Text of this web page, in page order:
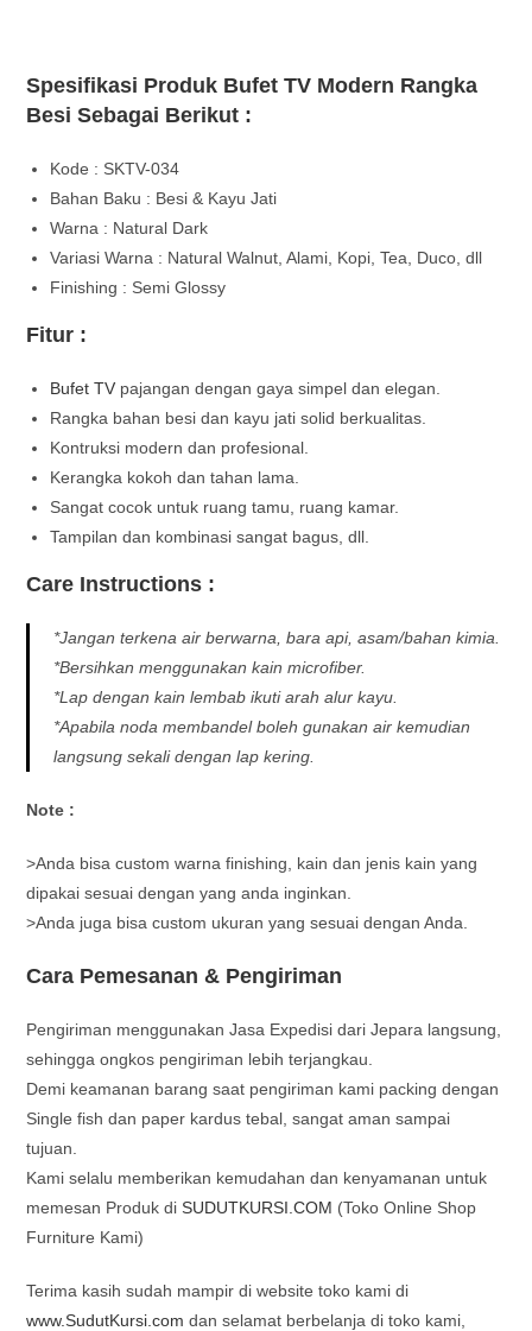
Spesifikasi Produk Bufet TV Modern Rangka
Besi Sebagai Berikut :
Kode : SKTV-034
Bahan Baku : Besi & Kayu Jati
Warna : Natural Dark
Variasi Warna : Natural Walnut, Alami, Kopi, Tea, Duco, dll
Finishing : Semi Glossy
Fitur :
Bufet TV pajangan dengan gaya simpel dan elegan.
Rangka bahan besi dan kayu jati solid berkualitas.
Kontruksi modern dan profesional.
Kerangka kokoh dan tahan lama.
Sangat cocok untuk ruang tamu, ruang kamar.
Tampilan dan kombinasi sangat bagus, dll.
Care Instructions :
*Jangan terkena air berwarna, bara api, asam/bahan kimia.
*Bersihkan menggunakan kain microfiber.
*Lap dengan kain lembab ikuti arah alur kayu.
*Apabila noda membandel boleh gunakan air kemudian
langsung sekali dengan lap kering.
Note :
>Anda bisa custom warna finishing, kain dan jenis kain yang
dipakai sesuai dengan yang anda inginkan.
>Anda juga bisa custom ukuran yang sesuai dengan Anda.
Cara Pemesanan & Pengiriman
Pengiriman menggunakan Jasa Expedisi dari Jepara langsung,
sehingga ongkos pengiriman lebih terjangkau.
Demi keamanan barang saat pengiriman kami packing dengan
Single fish dan paper kardus tebal, sangat aman sampai
tujuan.
Kami selalu memberikan kemudahan dan kenyamanan untuk
memesan Produk diSUDUTKURSI.COM (Toko Online Shop
Furniture Kami)
Terima kasih sudah mampir di website toko kami di
www.SudutKursi.com dan selamat berbelanja di toko kami,